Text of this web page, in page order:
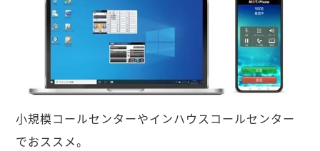
小規模コールセンターやインハウスコールセンター
でおススメ。